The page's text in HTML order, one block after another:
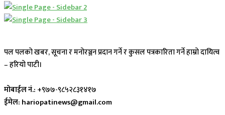
पल पलको खबर, सूचना र मनोरञ्जन प्रदान गर्ने र कुसल पत्रकारिता गर्ने हाम्रो दायित्व
– हरियो पाटी।
मोबाईल नं.: +९७७-९८५२८३१४१७
ईमेल: hariopatinews@gmail.com